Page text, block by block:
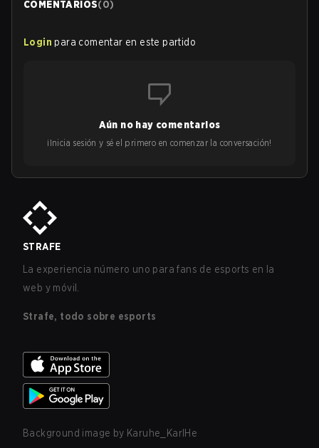
COMENTARIOS(0)
Login para comentar en este partido
Aún no hay comentarios
¡Inicia sesión y sé el primero en comenzar la conversación!
STRAFE
La experiencia número uno para fans de esports en la
web y móvil.
Strafe, todo sobre esports
Background image by Karuhe_KarlHe